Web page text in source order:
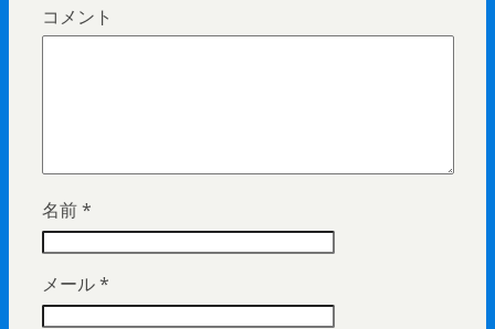
コメント
名前*
メール*